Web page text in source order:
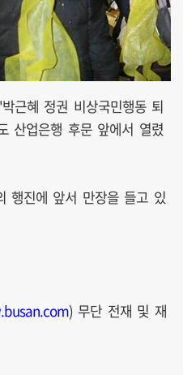
근혜 정권 비상국민행동 퇴
산업은행 후문 앞에서 열렸
행진에 앞서 만장을 들고 있
) 무단 전재 및 재